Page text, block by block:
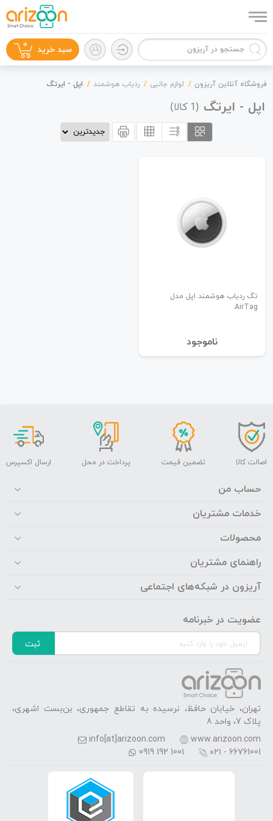
لوازم جانبی
سبد خرید 0
فروشگاه آنلاین آریزون لوازم جانبی ردیاب هوشمند اپل - ایرتگ
اپل - ایرتگ (
1 کالا)
تگ ردیاب هوشمند اپل مدل
AirTag
نا‌موجود
اصالت کالا تضمین قیمت پرداخت در محل ارسال اکسپرس
حساب من
خدمات مشتریان
محصولات
راهنمای مشتریان
آریزون در شبکه‌های اجتماعی
عضویت در خبرنامه
ثبت
تهران، خیابان حافظ، نرسیده به تقاطع جمهوری، بن‌بست اشهری،
پلاک 7، واحد 8
www.arizoon.com
info[at]arizoon.com
۰۲۱ - 66761001
0919 192 1001